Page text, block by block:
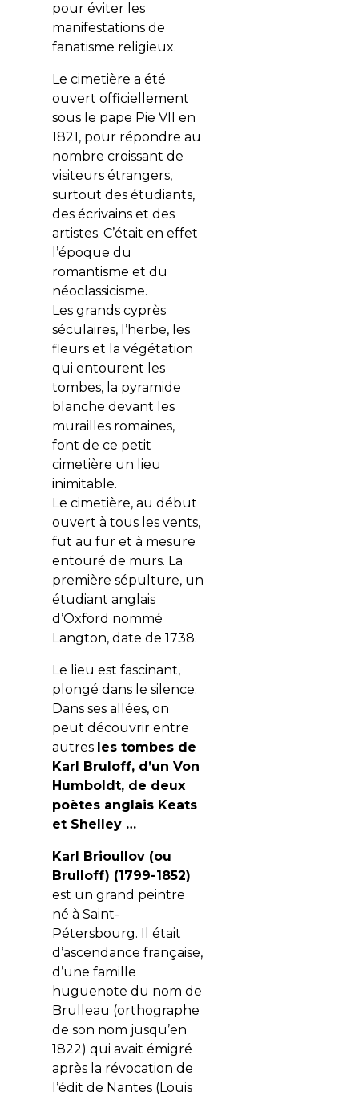
pour éviter les
manifestations de
fanatisme religieux.
Le cimetière a été
ouvert officiellement
sous le pape Pie VII en
1821, pour répondre au
nombre croissant de
visiteurs étrangers,
surtout des étudiants,
des écrivains et des
artistes. C’était en effet
l’époque du
romantisme et du
néoclassicisme.
Les grands cyprès
séculaires, l’herbe, les
fleurs et la végétation
qui entourent les
tombes, la pyramide
blanche devant les
murailles romaines,
font de ce petit
cimetière un lieu
inimitable.
Le cimetière, au début
ouvert à tous les vents,
fut au fur et à mesure
entouré de murs. La
première sépulture, un
étudiant anglais
d’Oxford nommé
Langton, date de 1738.
Le lieu est fascinant,
plongé dans le silence.
Dans ses allées, on
peut découvrir entre
autres les tombes de
Karl Bruloff, d’un Von
Humboldt, de deux
poètes anglais Keats
et Shelley …
Karl Brioullov (ou
Brulloff) (1799-1852)
est un grand peintre
né à Saint-
Pétersbourg. Il était
d’ascendance française,
d’une famille
huguenote du nom de
Brulleau (orthographe
de son nom jusqu’en
1822) qui avait émigré
après la révocation de
l’édit de Nantes (Louis